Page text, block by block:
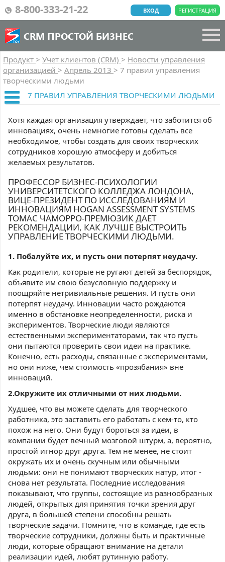
8-800-333-21-22 РЕГИСТРАЦИЯ
ВХОД
CRM ПРОСТОЙ БИЗНЕС
Продукт > Учет клиентов (CRM) > Новости управления
организацией > Апрель 2013 > 7 правил управления
творческими людьми
7 ПРАВИЛ УПРАВЛЕНИЯ ТВОРЧЕСКИМИ ЛЮДЬМИ
Хотя каждая организация утверждает, что заботится об
инновациях, очень немногие готовы сделать все
необходимое, чтобы создать для своих творческих
сотрудников хорошую атмосферу и добиться
желаемых результатов.
ПРОФЕССОР БИЗНЕС-ПСИХОЛОГИИ
УНИВЕРСИТЕТСКОГО КОЛЛЕДЖА ЛОНДОНА,
ВИЦЕ-ПРЕЗИДЕНТ ПО ИССЛЕДОВАНИЯМ И
ИННОВАЦИЯМ HOGAN ASSESSMENT SYSTEMS
ТОМАС ЧАМОРРО-ПРЕМЮЗИК ДАЕТ
РЕКОМЕНДАЦИИ, КАК ЛУЧШЕ ВЫСТРОИТЬ
УПРАВЛЕНИЕ ТВОРЧЕСКИМИ ЛЮДЬМИ.
1. Побалуйте их, и пусть они потерпят неудачу.
Как родители, которые не ругают детей за беспорядок,
объявите им свою безусловную поддержку и
поощряйте нетривиальные решения. И пусть они
потерпят неудачу. Инновации часто рождаются
именно в обстановке неопределенности, риска и
экспериментов. Творческие люди являются
естественными экспериментаторами, так что пусть
они пытаются проверить свои идеи на практике.
Конечно, есть расходы, связанные с экспериментами,
но они ниже, чем стоимость «прозябания» вне
инноваций.
2.Окружите их отличными от них людьми.
Худшее, что вы можете сделать для творческого
работника, это заставить его работать с кем-то, кто
похож на него. Они будут бороться за идеи, в
компании будет вечный мозговой штурм, а, вероятно,
простой игнор друг друга. Тем не менее, не стоит
окружать их и очень скучным или обычными
людьми: они не понимают творческих натур, итог -
снова нет результата. Последние исследования
показывают, что группы, состоящие из разнообразных
людей, открытых для принятия точки зрения друг
друга, в большей степени способны решать
творческие задачи. Помните, что в команде, где есть
творческие сотрудники, должны быть и практичные
люди, которые обращают внимание на детали
реализации идей, любят рутинную работу.